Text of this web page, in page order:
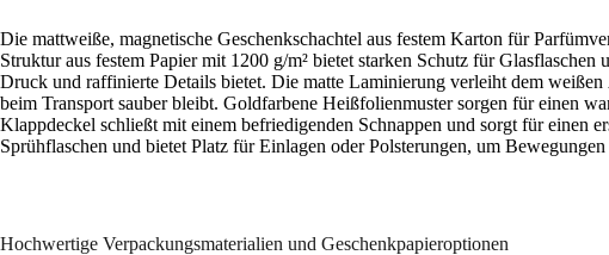
Die mattweiße, magnetische Geschenkschachtel aus festem Karton für
Struktur aus festem Papier mit 1200 g/m² bietet starken Schutz für
Druck und raffinierte Details bietet. Die matte Laminierung verleiht dem
beim Transport sauber bleibt. Goldfarbene Heißfolienmuster sorgen für einen
Klappdeckel schließt mit einem befriedigenden Schnappen und sorgt für
Sprühflaschen und bietet Platz für Einlagen oder Polsterungen, um
Hochwertige Verpackungsmaterialien und Geschenkpapieroptionen